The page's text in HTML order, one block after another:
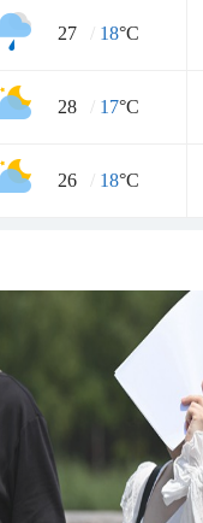
27 / 18°C
28 / 17°C
26 / 18°C